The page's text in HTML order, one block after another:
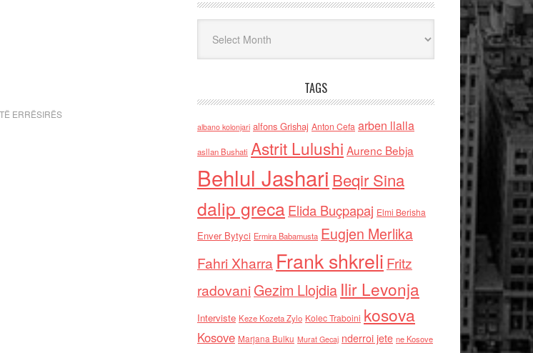
TË ERRËSIRËS
TAGS
albano kolonjari alfons Grishaj Anton Cefa arben llalla
asllan Bushati Astrit Lulushi Aurenc Bebja
Behlul Jashari Beqir Sina
dalip grecaElida Buçpapaj Elmi Berisha
Enver Bytyci Ermira Babamusta Eugjen Merlika
Fahri Xharra Frank shkreli Fritz
radovaniGezim Llojdia Ilir Levonja
Interviste Keze Kozeta Zylo Kolec Traboini kosova
Kosove Marjana Bulku Murat Gecaj nderroi jete ne Kosove